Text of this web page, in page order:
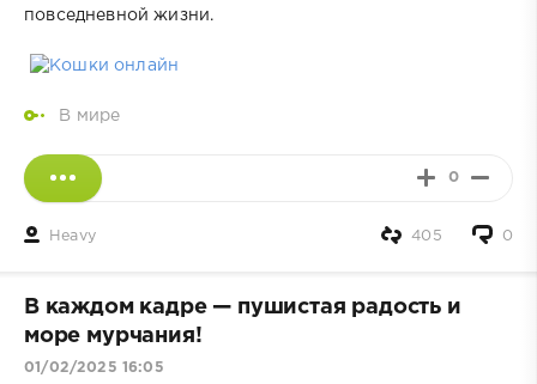
повседневной жизни.
В мире
0
Heavy 0
405
В каждом кадре — пушистая радость и
море мурчания!
01/02/2025 16:05